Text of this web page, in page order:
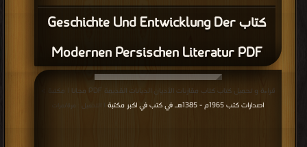
كتاب Geschichte Und Entwicklung Der
Modernen Persischen Literatur PDF
قراءة و تحميل كتاب كتاب مقارنات الأديان الديانات القديمة PDF مجانا | مكتبة >
اصدارات كتب 1965م - 1385هـ في كتب في اكبر مكتبة
| التحميل : مرة/مرات